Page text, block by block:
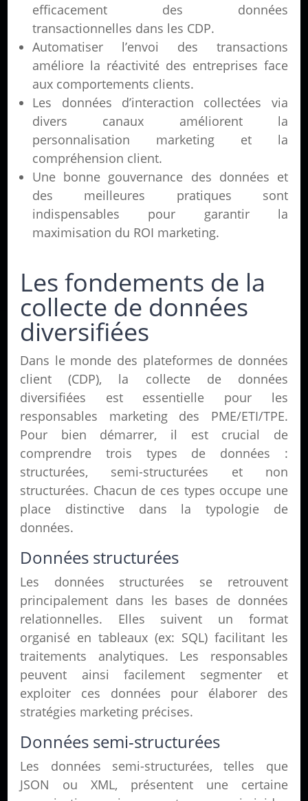
efficacement des données
transactionnelles dans les CDP.
Automatiser l’envoi des transactions
améliore la réactivité des entreprises face
aux comportements clients.
Les données d’interaction collectées via
divers canaux améliorent la
personnalisation marketing et la
compréhension client.
Une bonne gouvernance des données et
des meilleures pratiques sont
indispensables pour garantir la
maximisation du ROI marketing.
Les fondements de la
collecte de données
diversifiées
Dans le monde des plateformes de données
client (CDP), la collecte de données
diversifiées est essentielle pour les
responsables marketing des PME/ETI/TPE.
Pour bien démarrer, il est crucial de
comprendre trois types de données :
structurées, semi-structurées et non
structurées. Chacun de ces types occupe une
place distinctive dans la typologie de
données.
Données structurées
Les données structurées se retrouvent
principalement dans les bases de données
relationnelles. Elles suivent un format
organisé en tableaux (ex: SQL) facilitant les
traitements analytiques. Les responsables
peuvent ainsi facilement segmenter et
exploiter ces données pour élaborer des
stratégies marketing précises.
Données semi-structurées
Les données semi-structurées, telles que
JSON ou XML, présentent une certaine